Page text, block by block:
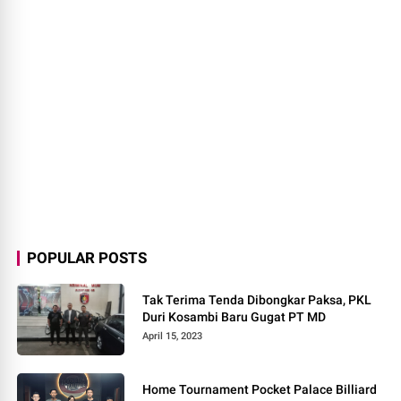
POPULAR POSTS
Tak Terima Tenda Dibongkar Paksa, PKL
Duri Kosambi Baru Gugat PT MD
April 15, 2023
Home Tournament Pocket Palace Billiard